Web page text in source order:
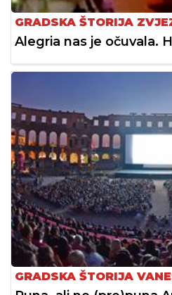
GRADSKA ŠTORIJA
Alegria nas je očuvala.
GRADSKA ŠTORIJA